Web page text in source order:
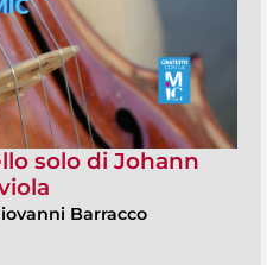
solo di Johann
Barracco